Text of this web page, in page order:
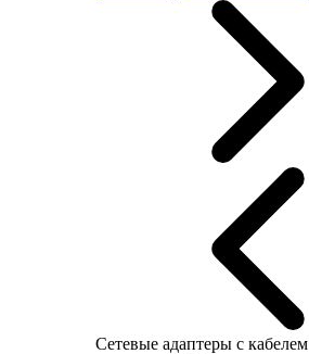
Сетевые адаптеры с кабелем